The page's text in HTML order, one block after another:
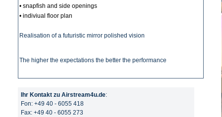
• snapfish and side openings
• indiviual floor plan
Realisation of a futuristic mirror polished vision
The higher the expectations the better the performance
Ihr Kontakt zu Airstream4u.de:
Fon: +49 40 - 6055 418
Fax: +49 40 - 6055 273